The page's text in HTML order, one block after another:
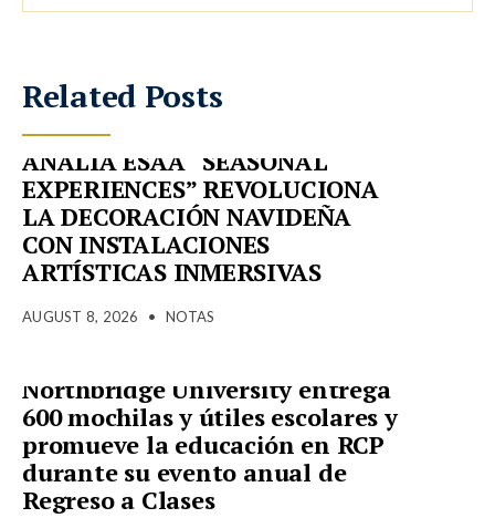
Related Posts
ANALÍA ESAA “SEASONAL
EXPERIENCES” REVOLUCIONA
LA DECORACIÓN NAVIDEÑA
CON INSTALACIONES
ARTÍSTICAS INMERSIVAS
AUGUST 8, 2026 • NOTAS
Northbridge University entrega
600 mochilas y útiles escolares y
promueve la educación en RCP
durante su evento anual de
Regreso a Clases